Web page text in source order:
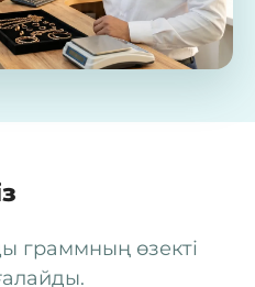
граммның өзекті